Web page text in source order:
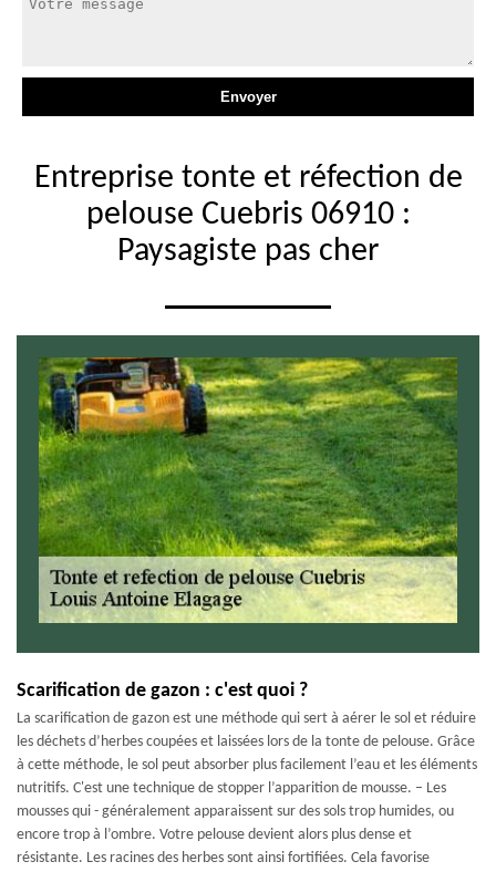
Entreprise tonte et réfection de
pelouse Cuebris 06910 :
Paysagiste pas cher
Scarification de gazon : c'est quoi ?
La scarification de gazon est une méthode qui sert à aérer le sol et réduire
les déchets d’herbes coupées et laissées lors de la tonte de pelouse. Grâce
à cette méthode, le sol peut absorber plus facilement l’eau et les éléments
nutritifs. C'est une technique de stopper l’apparition de mousse. – Les
mousses qui - généralement apparaissent sur des sols trop humides, ou
encore trop à l’ombre. Votre pelouse devient alors plus dense et
résistante. Les racines des herbes sont ainsi fortifiées. Cela favorise